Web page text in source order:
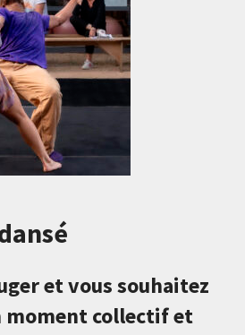
et vous souhaitez
moment collectif et